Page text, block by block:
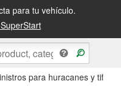
para tu vehículo.
para huracanes y